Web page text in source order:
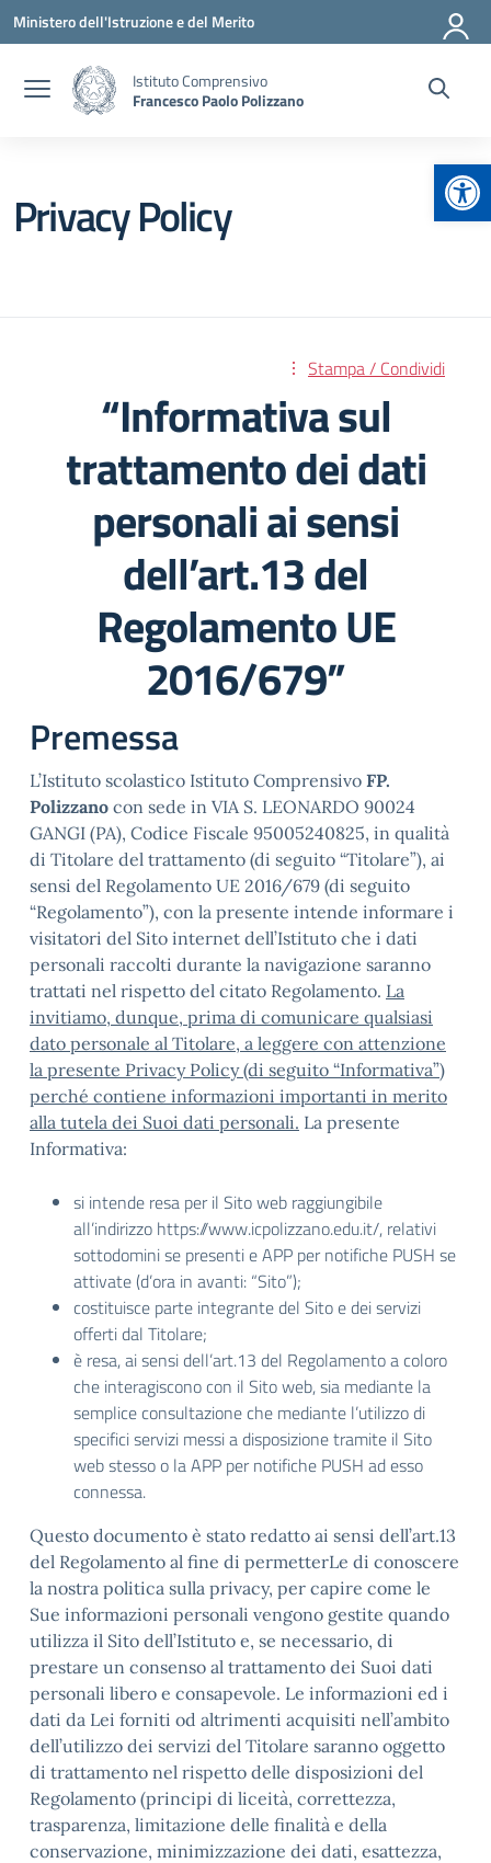
Vai ai contenuti
Vai al menu di navigazione
Vai al footer
Ministero dell'Istruzione e del Merito
Istituto Comprensivo
Francesco Paolo Polizzano
Privacy Policy
Stampa / Condividi
“Informativa sul
trattamento dei dati
personali ai sensi
dell’art.13 del
Regolamento UE
2016/679”
Premessa
L’Istituto scolastico Istituto Comprensivo FP.
Polizzano con sede in VIA S. LEONARDO 90024
GANGI (PA), Codice Fiscale 95005240825, in qualità
di Titolare del trattamento (di seguito “Titolare”), ai
sensi del Regolamento UE 2016/679 (di seguito
“Regolamento”), con la presente intende informare i
visitatori del Sito internet dell’Istituto che i dati
personali raccolti durante la navigazione saranno
trattati nel rispetto del citato Regolamento. La
invitiamo, dunque, prima di comunicare qualsiasi
dato personale al Titolare, a leggere con attenzione
la presente Privacy Policy (di seguito “Informativa”)
perché contiene informazioni importanti in merito
alla tutela dei Suoi dati personali. La presente
Informativa:
si intende resa per il Sito web raggiungibile
all’indirizzo https://www.icpolizzano.edu.it/, relativi
sottodomini se presenti e APP per notifiche PUSH se
attivate (d’ora in avanti: “Sito”);
costituisce parte integrante del Sito e dei servizi
offerti dal Titolare;
è resa, ai sensi dell’art.13 del Regolamento a coloro
che interagiscono con il Sito web, sia mediante la
semplice consultazione che mediante l’utilizzo di
specifici servizi messi a disposizione tramite il Sito
web stesso o la APP per notifiche PUSH ad esso
connessa.
Questo documento è stato redatto ai sensi dell’art.13
del Regolamento al fine di permetterLe di conoscere
la nostra politica sulla privacy, per capire come le
Sue informazioni personali vengono gestite quando
utilizza il Sito dell’Istituto e, se necessario, di
prestare un consenso al trattamento dei Suoi dati
personali libero e consapevole. Le informazioni ed i
dati da Lei forniti od altrimenti acquisiti nell’ambito
dell’utilizzo dei servizi del Titolare saranno oggetto
di trattamento nel rispetto delle disposizioni del
Regolamento (principi di liceità, correttezza,
trasparenza, limitazione delle finalità e della
conservazione, minimizzazione dei dati, esattezza,